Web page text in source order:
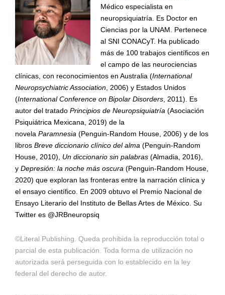
Médico especialista en
neuropsiquiatría. Es Doctor en
Ciencias por la UNAM. Pertenece
al SNI CONACyT. Ha publicado
más de 100 trabajos científicos en
el campo de las neurociencias
clínicas, con reconocimientos en Australia (International
Neuropsychiatric Association, 2006) y Estados Unidos
(International Conference on Bipolar Disorders, 2011). Es
autor del tratado Principios de Neuropsiquiatría(Asociación
Psiquiátrica Mexicana, 2019) de la
novela Paramnesia (Penguin-Random House, 2006) y de los
libros Breve diccionario clínico del alma (Penguin-Random
House, 2010), Un diccionario sin palabras (Almadia, 2016),
y Depresión: la noche más oscura(Penguin-Random House,
2020) que exploran las fronteras entre la narración clínica y
el ensayo científico. En 2009 obtuvo el Premio Nacional de
Ensayo Literario del Instituto de Bellas Artes de México. Su
Twitter es @JRBneuropsiq
©Literal Publishing. Queda prohibida la reproducción total o
parcial de esta publicación. Toda forma de utilización no
autorizada será perseguida con lo establecido en la ley
federal del derecho de autor.